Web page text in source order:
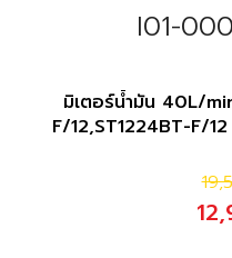
I01-
มิเตอร์น้ำมัน 40L/
F/12,ST1224BT-F/